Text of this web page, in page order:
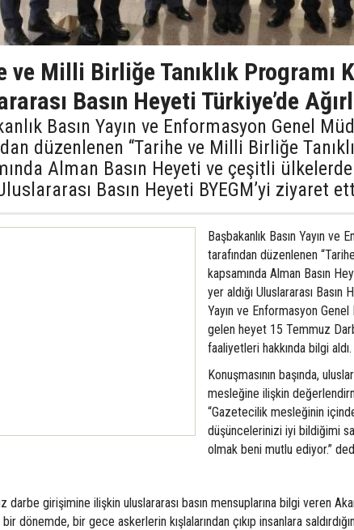
ve Milli Birliğe Tanıklık Programı
Basın Heyeti Türkiye’de
Basın Yayın ve Enformasyon Genel
düzenlenen “Tarihe ve Milli Birliğe
Alman Basın Heyeti ve çeşitli
Basın Heyeti BYEGM’yi ziyaret
Başbakanlık Basın Yayın ve
tarafından düzenlenen
kapsamında Alman Basın
yer aldığı Uluslararası
Yayın ve Enformasyon
gelen heyet 15 Temmuz
faaliyetleri hakkında bilgi aldı.
Konuşmasının başında,
mesleğine ilişkin
“Gazetecilik mesleğinin
düşüncelerinizi iyi bildiğimi
olmak beni mutlu ediyor.”
darbe girişimine ilişkin uluslararası basın mensuplarına bilgi veren
bir dönemde, bir gece askerlerin kışlalarından çıkıp insanlara